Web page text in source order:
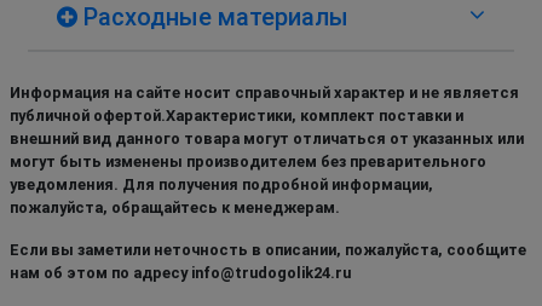
Расходные материалы
Информация на сайте носит справочный характер и не является
публичной офертой.Характеристики, комплект поставки и
внешний вид данного товара могут отличаться от указанных или
могут быть изменены производителем без преварительного
уведомления. Для получения подробной информации,
пожалуйста, обращайтесь к менеджерам.
Если вы заметили неточность в описании, пожалуйста, сообщите
нам об этом по адресу info@trudogolik24.ru